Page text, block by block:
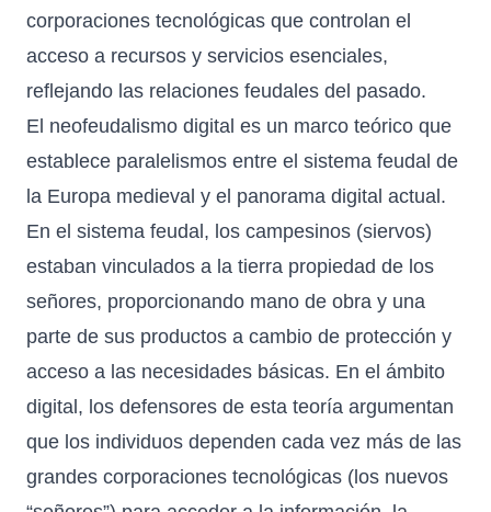
corporaciones tecnológicas que controlan el
acceso a recursos y servicios esenciales,
reflejando las relaciones feudales del pasado.
El neofeudalismo digital es un marco teórico que
establece paralelismos entre el sistema feudal de
la Europa medieval y el panorama digital actual.
En el sistema feudal, los campesinos (siervos)
estaban vinculados a la tierra propiedad de los
señores, proporcionando mano de obra y una
parte de sus productos a cambio de protección y
acceso a las necesidades básicas. En el ámbito
digital, los defensores de esta teoría argumentan
que los individuos dependen cada vez más de las
grandes corporaciones tecnológicas (los nuevos